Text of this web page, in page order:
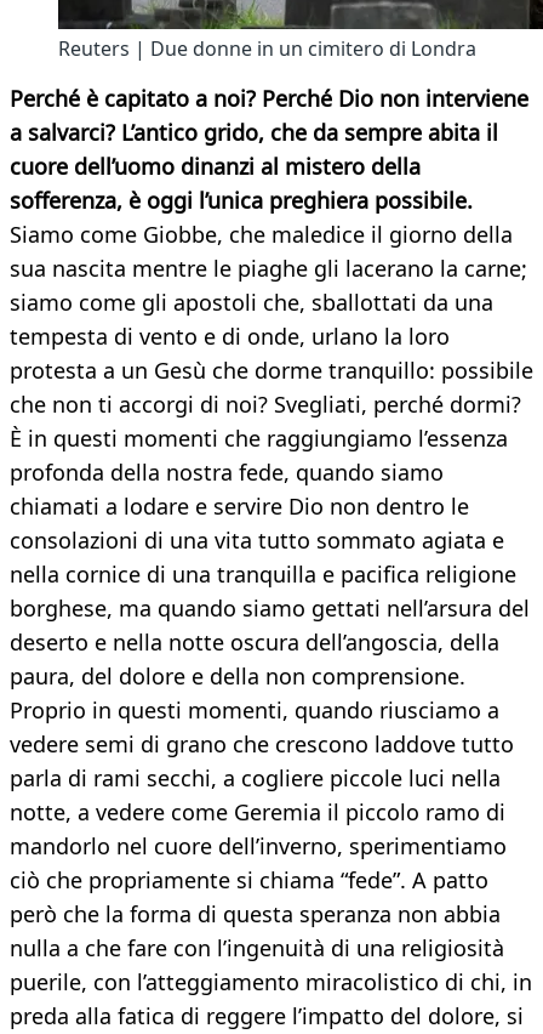
Reuters | Due donne in un cimitero di Londra
Perché è capitato a noi? Perché Dio non interviene
a salvarci? L’antico grido, che da sempre abita il
cuore dell’uomo dinanzi al mistero della
sofferenza, è oggi l’unica preghiera possibile.
Siamo come Giobbe, che maledice il giorno della
sua nascita mentre le piaghe gli lacerano la carne;
siamo come gli apostoli che, sballottati da una
tempesta di vento e di onde, urlano la loro
protesta a un Gesù che dorme tranquillo: possibile
che non ti accorgi di noi? Svegliati, perché dormi?
È in questi momenti che raggiungiamo l’essenza
profonda della nostra fede, quando siamo
chiamati a lodare e servire Dio non dentro le
consolazioni di una vita tutto sommato agiata e
nella cornice di una tranquilla e pacifica religione
borghese, ma quando siamo gettati nell’arsura del
deserto e nella notte oscura dell’angoscia, della
paura, del dolore e della non comprensione.
Proprio in questi momenti, quando riusciamo a
vedere semi di grano che crescono laddove tutto
parla di rami secchi, a cogliere piccole luci nella
notte, a vedere come Geremia il piccolo ramo di
mandorlo nel cuore dell’inverno, sperimentiamo
ciò che propriamente si chiama “fede”. A patto
però che la forma di questa speranza non abbia
nulla a che fare con l’ingenuità di una religiosità
puerile, con l’atteggiamento miracolistico di chi, in
preda alla fatica di reggere l’impatto del dolore, si